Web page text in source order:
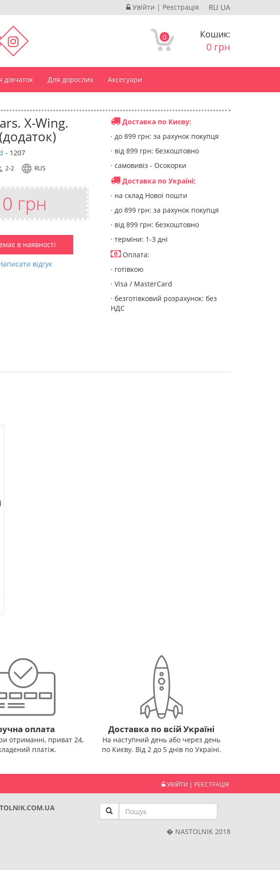
Увійти | Реєстрація RU UA
0 Кошик:
0 грн
дівчаток Для дорослих Аксесуари
X-Wing.
- 1207
2-2 RUS
0 грн
в наявності
відгук
Доставка по Києву:
· до 899 грн: за рахунок покупця
· від 899 грн: безкоштовно
· самовивіз - Осокорки
Доставка по Україні:
· на склад Нової пошти
· до 899 грн: за рахунок покупця
· від 899 грн: безкоштовно
· терміни: 1-3 дні
Оплата:
· готівкою
· Visa / MasterCard
· безготівковий розрахунок: без
НДС
оплата
отриманні, приват 24,
платіж.
Доставка по всій Україні
На наступний день або через день
по Києву. Від 2 до 5 днів по Україні.
УВІЙТИ | РЕЄСТРАЦІЯ
� NASTOLNIK 2018